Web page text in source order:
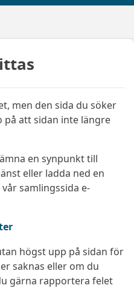
men den sida du söker
på att sidan inte längre
en synpunkt till
eller ladda ned en
samlingssida e-
högst upp på sidan för
saknas eller om du
gärna rapportera felet